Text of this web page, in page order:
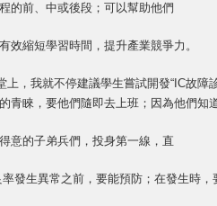
的前、中或後段；可以幫助他們
效縮短學習時間，提升產業競爭力。
，我就不停建議學生嘗試開發“IC故障
青睞，要他們隨即去上班；因為他們知
意的子弟兵們，投身第一線，直
發生異常之前，要能預防；在發生時